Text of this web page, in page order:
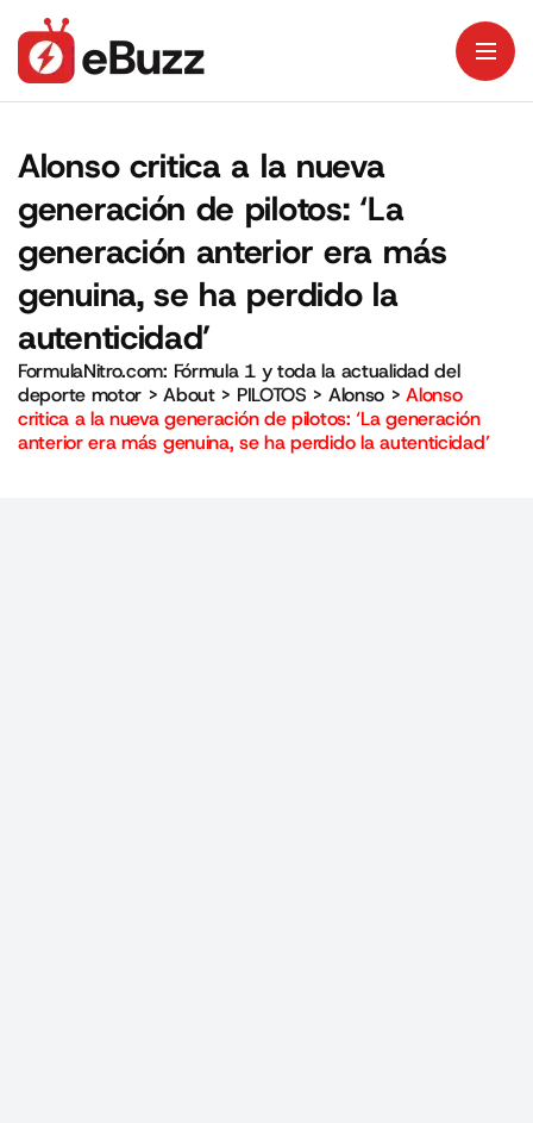
Alonso critica a la nueva
generación de pilotos: ‘La
generación anterior era más
genuina, se ha perdido la
autenticidad’
FormulaNitro.com: Fórmula 1 y toda la actualidad del
deporte motor >About> PILOTOS > Alonso >Alonso
critica a la nueva generación de pilotos: ‘La generación
anterior era más genuina, se ha perdido la autenticidad’